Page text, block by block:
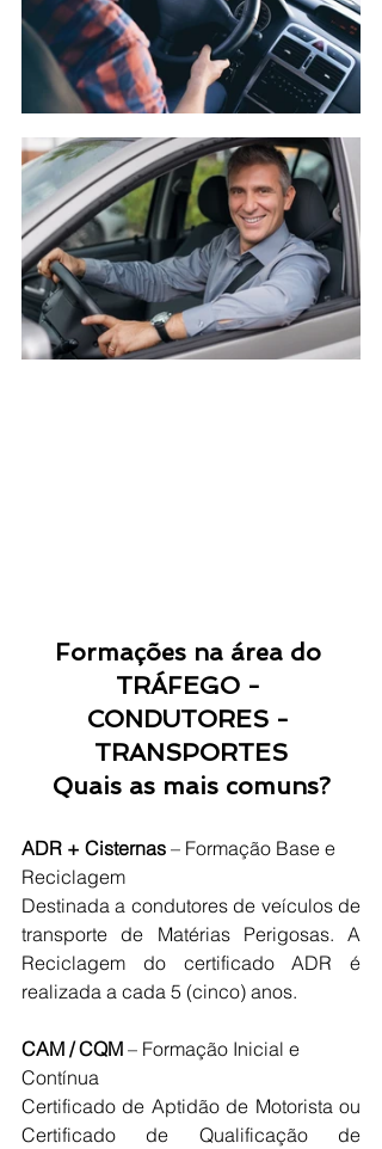
Formações na área do
TRÁFEGO -
CONDUTORES -
TRANSPORTES
Quais as mais comuns?
ADR + Cisternas – Formação Base e
Reciclagem
Destinada a condutores de veículos de
transporte de Matérias Perigosas. A
Reciclagem do certificado ADR é
realizada a cada 5 (cinco) anos.
CAM / CQM – Formação Inicial e
Contínua
Certificado de Aptidão de Motorista ou
Certificado de Qualificação de